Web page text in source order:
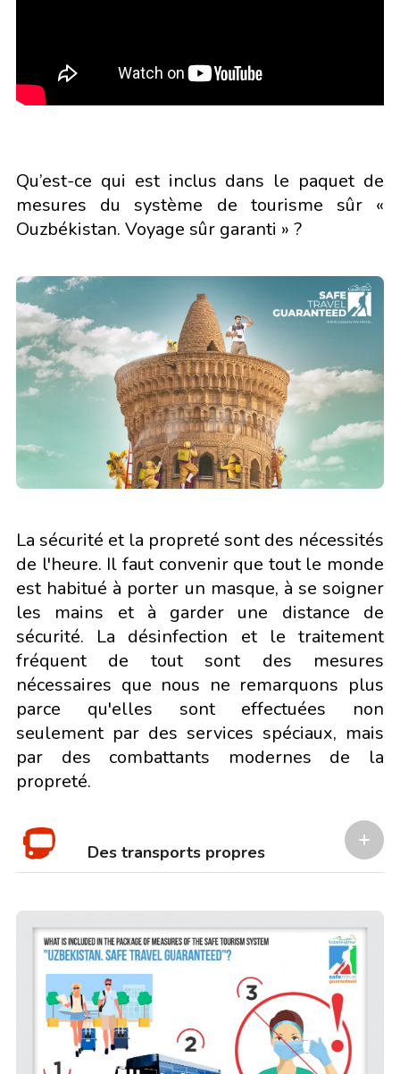
Qu’est-ce qui est inclus dans le paquet de
mesures du système de tourisme sûr «
Ouzbékistan. Voyage sûr garanti » ?
La sécurité et la propreté sont des nécessités
de l'heure. Il faut convenir que tout le monde
est habitué à porter un masque, à se soigner
les mains et à garder une distance de
sécurité. La désinfection et le traitement
fréquent de tout sont des mesures
nécessaires que nous ne remarquons plus
parce qu'elles sont effectuées non
seulement par des services spéciaux, mais
par des combattants modernes de la
propreté.
Des transports propres